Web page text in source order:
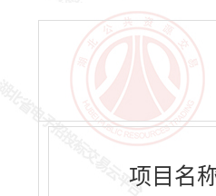
项目名